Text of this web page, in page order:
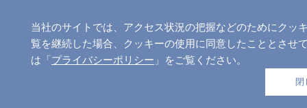
当社のサイトでは、アクセス状況の把握などのためにクッ
覧を継続した場合、クッキーの使用に同意したこととさせ
は「プライバシーポリシー 」をご覧ください。
閉